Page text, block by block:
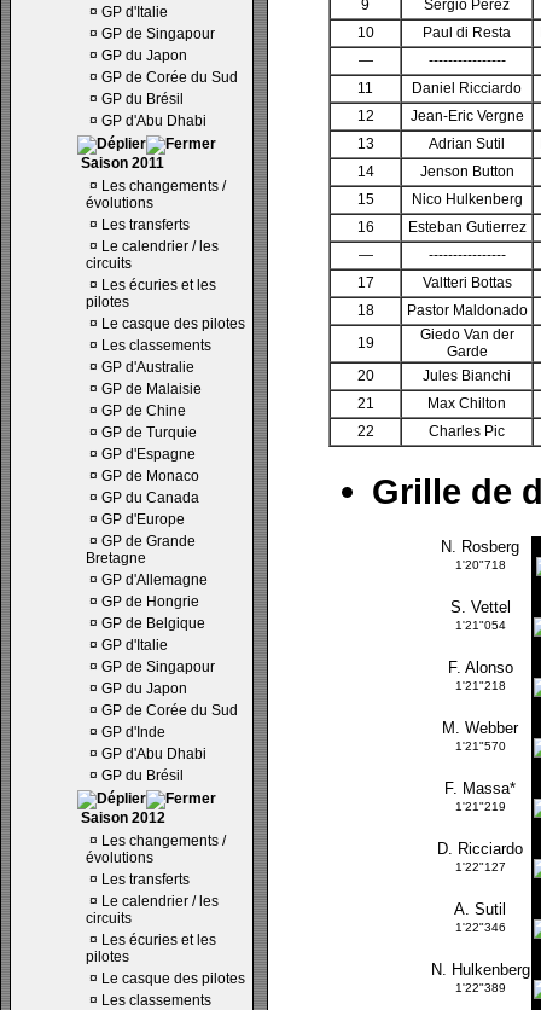
¤ GP d'Italie
¤ GP de Singapour
¤ GP du Japon
¤ GP de Corée du Sud
¤ GP du Brésil
¤ GP d'Abu Dhabi
Saison 2011
¤ Les changements /
évolutions
¤ Les transferts
¤ Le calendrier / les
circuits
¤ Les écuries et les
pilotes
¤ Le casque des pilotes
¤ Les classements
¤ GP d'Australie
¤ GP de Malaisie
¤ GP de Chine
¤ GP de Turquie
¤ GP d'Espagne
¤ GP de Monaco
¤ GP du Canada
¤ GP d'Europe
¤ GP de Grande
Bretagne
¤ GP d'Allemagne
¤ GP de Hongrie
¤ GP de Belgique
¤ GP d'Italie
¤ GP de Singapour
¤ GP du Japon
¤ GP de Corée du Sud
¤ GP d'Inde
¤ GP d'Abu Dhabi
¤ GP du Brésil
Saison 2012
¤ Les changements /
évolutions
¤ Les transferts
¤ Le calendrier / les
circuits
¤ Les écuries et les
pilotes
¤ Le casque des pilotes
¤ Les classements
9
Sergio Perez
10
Paul di Resta
—
----------------
11
Daniel Ricciardo
12
Jean-Eric Vergne
13
Adrian Sutil
14
Jenson Button
15
Nico Hulkenberg
16
Esteban Gutierrez
—
----------------
17
Valtteri Bottas
18
Pastor Maldonado
19
Giedo Van der
Garde
20
Jules Bianchi
21
Max Chilton
22
Charles Pic
Grille de
N. Rosberg
1'20"718
S. Vettel
1'21"054
F. Alonso
1'21"218
M. Webber
1'21"570
F. Massa*
1'21"219
D. Ricciardo
1'22"127
A. Sutil
1'22"346
N. Hulkenberg
1'22"389